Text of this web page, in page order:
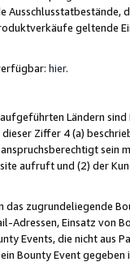
geltende
hier.
Ländern
dieser Ziffer 4 (a)
sein
aufruft und (2) der
zugrundeliegende
Adressen, Einsatz von
Events, die nicht
Bounty Event